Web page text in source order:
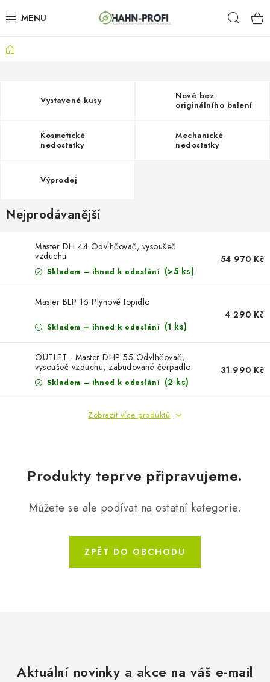
na
KLIMATIZACE
STAVEBNÍ TECHNIKA
AKU NÁŘADÍ
ODVLHČOVAČE
AKUMULAČNÍ KAMNA
ELEKTRICKÉ KRBY
OUTLET
Obchodní podmínky FAQ Servis Reklamace
Kontakty
Ceny přepravy
Ochrana osobních údajů
Domů
Vystavené kusy
Nové bez
originálního balení
Kosmetické
nedostatky
Mechanické
nedostatky
Výprodej
Nejprodávanější
Master DH 44 Odvlhčovač, vysoušeč
vzduchu
Skladem – ihned k odeslání (>5 ks)
54 970 Kč
Master BLP 16 Plynové topidlo
Skladem – ihned k odeslání (1 ks)
4 290 Kč
OUTLET - Master DHP 55 Odvlhčovač,
vysoušeč vzduchu, zabudované čerpadlo
pro kondenzátu
Skladem – ihned k odeslání (2 ks)
31 990 Kč
Zobrazit více produktů
Produkty teprve připravujeme.
Můžete se ale podívat na ostatní kategorie.
ZPĚT DO OBCHODU
Aktuální novinky a akce na váš e-mail